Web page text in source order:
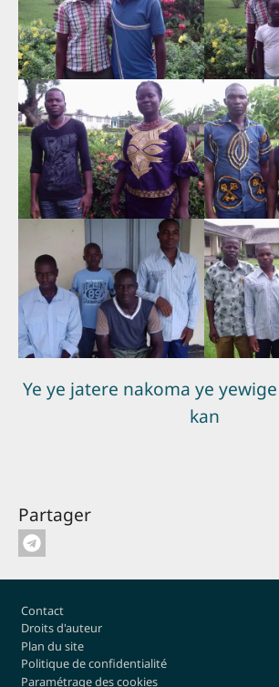
Ye ye jatere nakoma ye
kan
Partager
Contact
Droits d'auteur
Plan du site
Politique de confidentialité
Paramétrage des cookies